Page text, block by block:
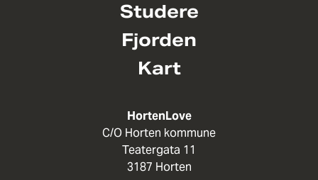
Studere
Fjorden
Kart
HortenLove
C/O Horten kommune
Teatergata 11
3187 Horten